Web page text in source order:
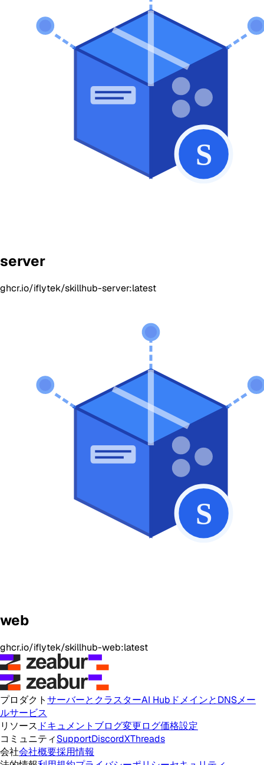
server
ghcr.io/iflytek/skillhub-server:latest
web
ghcr.io/iflytek/skillhub-web:latest
プロダクトサーバーとクラスターAI Hub ドメインとDNSメー
ルサービス
リソース ドキュメント ブログ変更ログ価格設定
コミュニティSupportDiscordXThreads
会社会社概要採用情報